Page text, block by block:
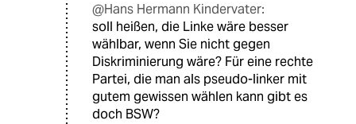
@Hans Hermann Kindervater:
soll heißen, die Linke wäre besser
wählbar, wenn Sie nicht gegen
Diskriminierung wäre? Für eine rechte
Partei, die man als pseudo-linker mit
gutem gewissen wählen kann gibt es
doch BSW?